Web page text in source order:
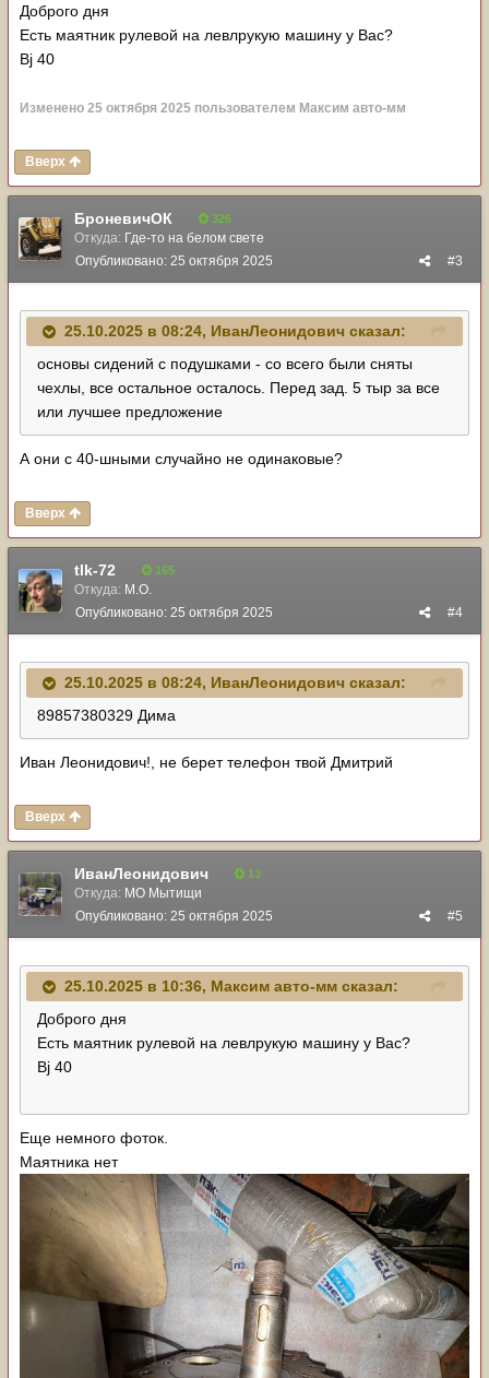
Доброго дня
Есть маятник рулевой на левлрукую машину у Вас?
Bj 40
Изменено 25 октября 2025 пользователем Максим авто-мм
Вверх
БроневичОК 326
Откуда: Где-то на белом свете
#3
Опубликовано: 25 октября 2025
25.10.2025 в 08:24, ИванЛеонидович сказал:
основы сидений с подушками - со всего были сняты
чехлы, все остальное осталось. Перед зад. 5 тыр за все
или лучшее предложение
А они с 40-шными случайно не одинаковые?
Вверх
tlk-72 165
Откуда: М.О.
#4
Опубликовано: 25 октября 2025
25.10.2025 в 08:24, ИванЛеонидович сказал:
89857380329 Дима
Иван Леонидович!, не берет телефон твой Дмитрий
Вверх
ИванЛеонидович 13
Откуда: МО Мытищи
#5
Опубликовано: 25 октября 2025
25.10.2025 в 10:36, Максим авто-мм сказал:
Доброго дня
Есть маятник рулевой на левлрукую машину у Вас?
Bj 40
Еще немного фоток.
Маятника нет